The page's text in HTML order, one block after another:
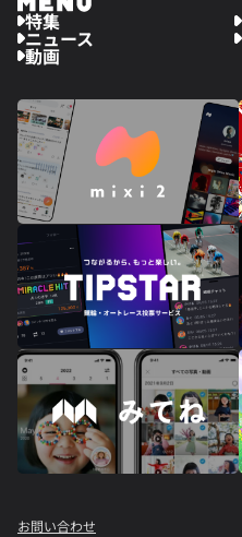
特集
ニュース
動画
お問い合わせ